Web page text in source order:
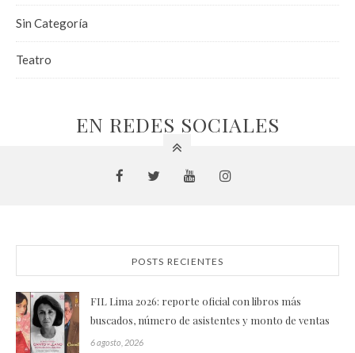
Sin Categoría
Teatro
EN REDES SOCIALES
POSTS RECIENTES
FIL Lima 2026: reporte oficial con libros más
buscados, número de asistentes y monto de ventas
6 agosto, 2026